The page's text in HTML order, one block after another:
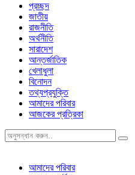
প্রচ্ছদ
জাতীয়
রাজনীতি
অর্থনীতি
সারাদেশ
আন্তর্জাতিক
খেলাধুলা
বিনোদন
তথ্যপ্রযুক্তি
আমাদের পরিবার
আজকের প্রত্রিকা
আমাদের পরিবার